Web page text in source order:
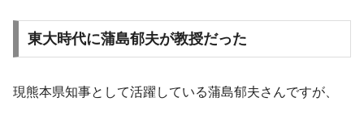
東大時代に蒲島郁夫が教授だった
現熊本県知事として活躍している蒲島郁夫さんですが、